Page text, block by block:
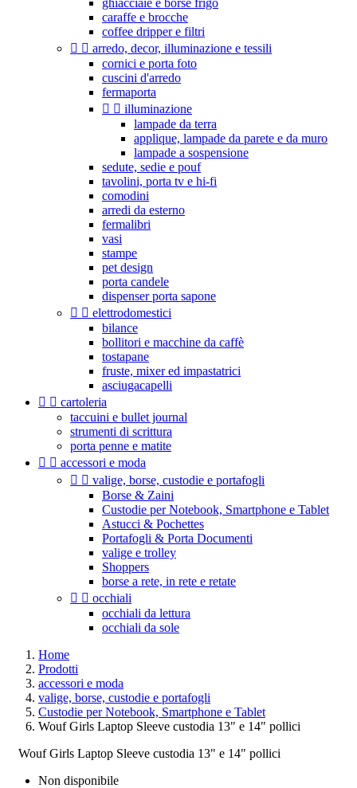
ghiacciaie e borse frigo
caraffe e brocche
coffee dripper e filtri
  arredo, decor, illuminazione e tessili
cornici e porta foto
cuscini d'arredo
fermaporta
  illuminazione
lampade da terra
applique, lampade da parete e da muro
lampade a sospensione
sedute, sedie e pouf
tavolini, porta tv e hi-fi
comodini
arredi da esterno
fermalibri
vasi
stampe
pet design
porta candele
dispenser porta sapone
  elettrodomestici
bilance
bollitori e macchine da caffè
tostapane
fruste, mixer ed impastatrici
asciugacapelli
  cartoleria
taccuini e bullet journal
strumenti di scrittura
porta penne e matite
  accessori e moda
  valige, borse, custodie e portafogli
Borse & Zaini
Custodie per Notebook, Smartphone e Tablet
Astucci & Pochettes
Portafogli & Porta Documenti
valige e trolley
Shoppers
borse a rete, in rete e retate
  occhiali
occhiali da lettura
occhiali da sole
Home
Prodotti
accessori e moda
valige, borse, custodie e portafogli
Custodie per Notebook, Smartphone e Tablet
Wouf Girls Laptop Sleeve custodia 13" e 14" pollici
Wouf Girls Laptop Sleeve custodia 13" e 14" pollici
Non disponibile